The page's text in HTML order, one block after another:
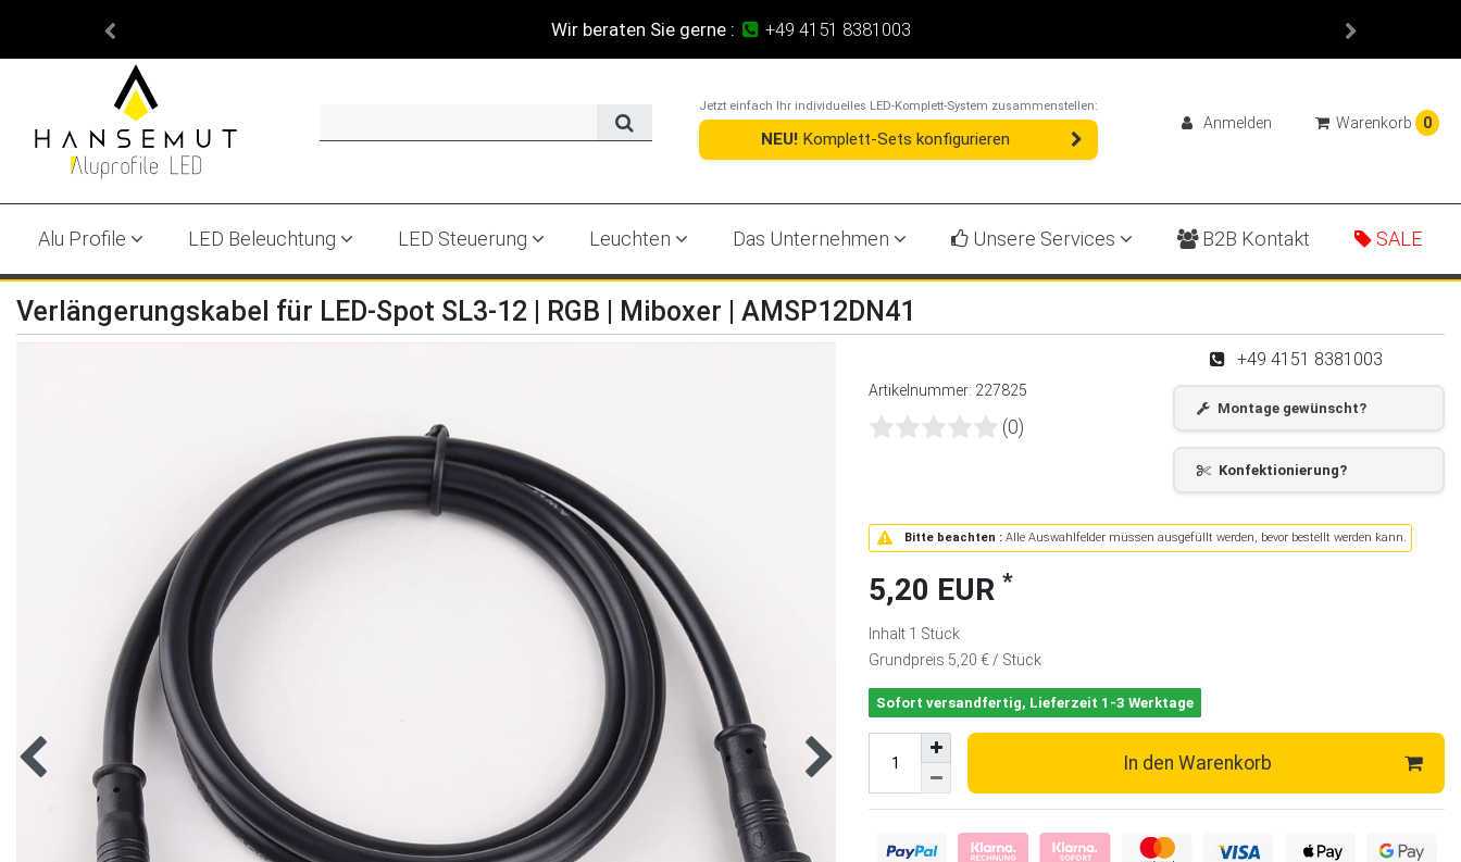
Wir beraten Sie gerne : +49 4151 8381003
Jetzt einfach Ihr individuelles LED-Komplett-System zusammenstellen:
NEU!Komplett-Sets konfigurieren
Anmelden Warenkorb 0
Alu Profile LED Beleuchtung LED Steuerung Leuchten Das Unternehmen Unsere Services B2B Kontakt SALE
Verlängerungskabel für LED-Spot SL3-12 | RGB | Miboxer | AMSP12DN41
+49 4151 8381003
Artikelnummer: 227825
(0)
Montage gewünscht?
Konfektionierung?
Bitte beachten : Alle Auswahlfelder müssen ausgefüllt werden, bevor bestellt werden kann.
5,20 EUR *
Inhalt 1 Stück
Grundpreis 5,20 € / Stück
Sofort versandfertig, Lieferzeit 1-3 Werktage
In den Warenkorb